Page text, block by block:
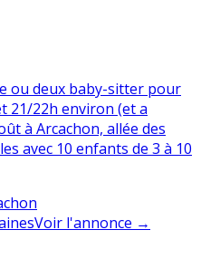
ou deux baby-sitter pour
21/22h environ (et a
à Arcachon, allée des
avec 10 enfants de 3 à 10
Voir l'annonce →